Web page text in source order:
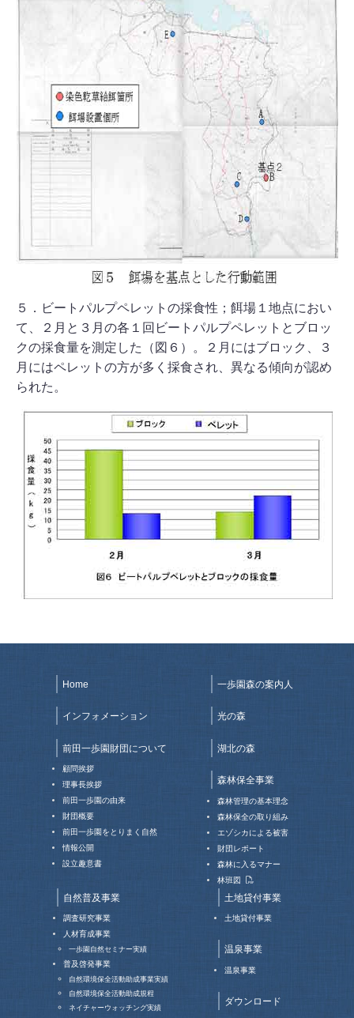
５．ビートパルプペレットの採食性；餌場１地点におい
て、２月と３月の各１回ビートパルプペレットとブロッ
クの採食量を測定した（図６）。２月にはブロック、３
月にはペレットの方が多く採食され、異なる傾向が認め
られた。
Home
インフォメーション
前田一歩園財団について
顧問挨拶
理事長挨拶
前田一歩園の由来
財団概要
前田一歩園をとりまく自然
情報公開
設立趣意書
一歩園森の案内人
光の森
湖北の森
森林保全事業
森林管理の基本理念
森林保全の取り組み
エゾシカによる被害
財団レポート
森林に入るマナー
林班図
自然普及事業
調査研究事業
人材育成事業
一歩園自然セミナー実績
普及啓発事業
自然環境保全活動助成事業実績
自然環境保全活動助成規程
ネイチャーウォッチング実績
土地貸付事業
土地貸付事業
温泉事業
温泉事業
ダウンロード